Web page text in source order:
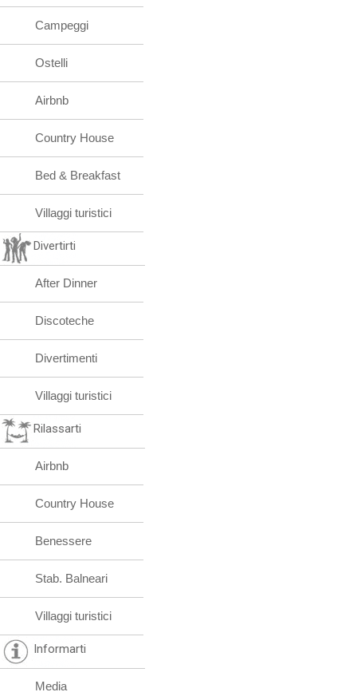
Campeggi
Ostelli
Airbnb
Country House
Bed & Breakfast
Villaggi turistici
Divertirti
After Dinner
Discoteche
Divertimenti
Villaggi turistici
Rilassarti
Airbnb
Country House
Benessere
Stab. Balneari
Villaggi turistici
Informarti
Media